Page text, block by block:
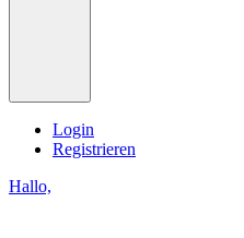
Login
Registrieren
Hallo,